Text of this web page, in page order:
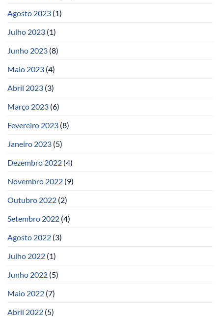
Agosto 2023 (1)
Julho 2023 (1)
Junho 2023 (8)
Maio 2023 (4)
Abril 2023 (3)
Março 2023 (6)
Fevereiro 2023 (8)
Janeiro 2023 (5)
Dezembro 2022 (4)
Novembro 2022 (9)
Outubro 2022 (2)
Setembro 2022 (4)
Agosto 2022 (3)
Julho 2022 (1)
Junho 2022 (5)
Maio 2022 (7)
Abril 2022 (5)